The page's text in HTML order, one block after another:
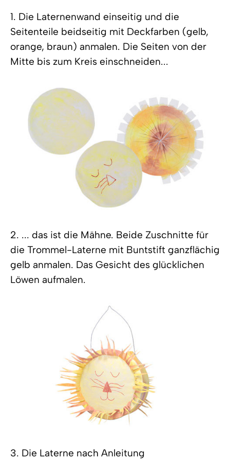
1. Die Laternenwand einseitig und die
Seitenteile beidseitig mit Deckfarben (gelb,
orange, braun) anmalen. Die Seiten von der
Mitte bis zum Kreis einschneiden...
2. ... das ist die Mähne. Beide Zuschnitte für
die Trommel-Laterne mit Buntstift ganzflächig
gelb anmalen. Das Gesicht des glücklichen
Löwen aufmalen.
3. Die Laterne nach Anleitung